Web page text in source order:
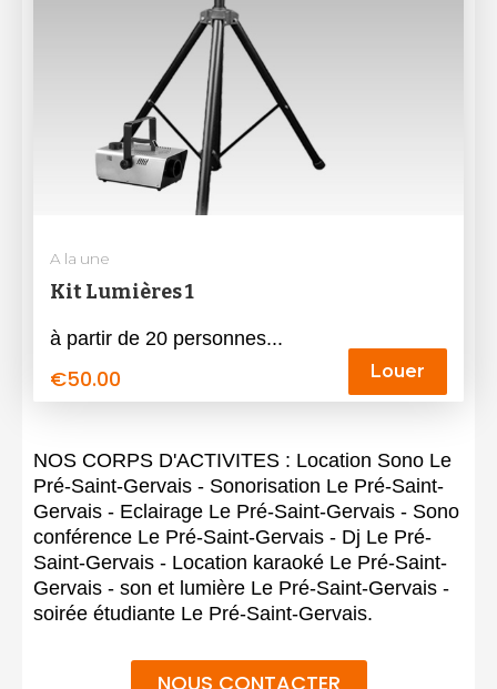
A la une
Kit Lumières 1
à partir de 20 personnes...
€50.00 Louer
NOS CORPS D'ACTIVITES : Location Sono Le
Pré-Saint-Gervais - Sonorisation Le Pré-Saint-
Gervais - Eclairage Le Pré-Saint-Gervais - Sono
conférence Le Pré-Saint-Gervais - Dj Le Pré-
Saint-Gervais - Location karaoké Le Pré-Saint-
Gervais - son et lumière Le Pré-Saint-Gervais -
soirée étudiante Le Pré-Saint-Gervais.
NOUS CONTACTER